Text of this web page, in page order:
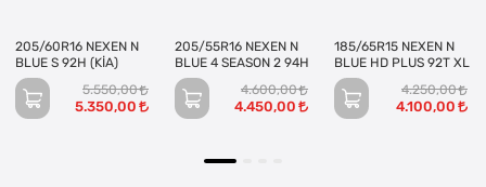
205/60R16 NEXEN N
BLUE S 92H (KİA)
5.550,00
5.350,00
205/55R16 NEXEN N
BLUE 4 SEASON 2 94H
4.600,00
4.450,00
185/65R15 NEXEN N
BLUE HD PLUS 92T XL
4.250,00
4.100,00